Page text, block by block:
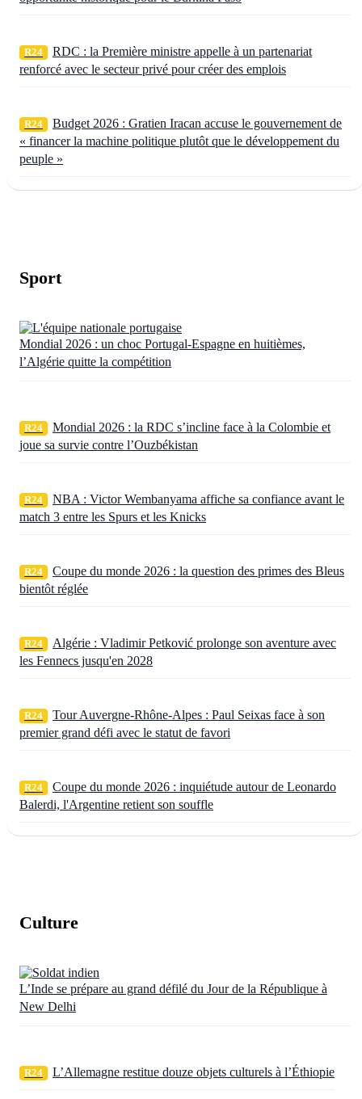
R24
RDC : la Première ministre appelle à un partenariat
renforcé avec le secteur privé pour créer des emplois
R24
Budget 2026 : Gratien Iracan accuse le gouvernement de
« financer la machine politique plutôt que le développement du
peuple »
Sport
Mondial 2026 : un choc Portugal-Espagne en huitièmes,
l’Algérie quitte la compétition
R24
Mondial 2026 : la RDC s’incline face à la Colombie et
joue sa survie contre l’Ouzbékistan
R24
NBA : Victor Wembanyama affiche sa confiance avant le
match 3 entre les Spurs et les Knicks
R24
Coupe du monde 2026 : la question des primes des Bleus
bientôt réglée
R24
Algérie : Vladimir Petković prolonge son aventure avec
les Fennecs jusqu'en 2028
R24
Tour Auvergne-Rhône-Alpes : Paul Seixas face à son
premier grand défi avec le statut de favori
R24
Coupe du monde 2026 : inquiétude autour de Leonardo
Balerdi, l'Argentine retient son souffle
Culture
L’Inde se prépare au grand défilé du Jour de la République à
New Delhi
R24 L’Allemagne restitue douze objets culturels à l’Éthiopie